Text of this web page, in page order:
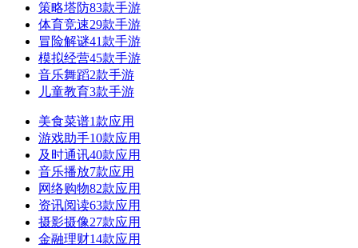
策略塔防83款手游
体育竞速29款手游
冒险解谜41款手游
模拟经营45款手游
音乐舞蹈2款手游
儿童教育3款手游
美食菜谱1款应用
游戏助手10款应用
及时通讯40款应用
音乐播放7款应用
网络购物82款应用
资讯阅读63款应用
摄影摄像27款应用
金融理财14款应用